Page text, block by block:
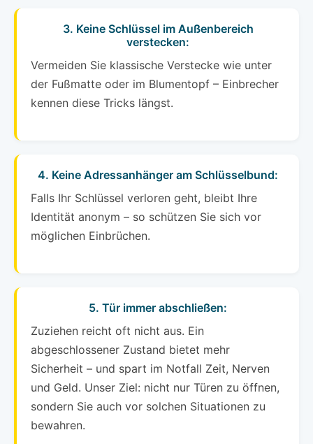
3. Keine Schlüssel im Außenbereich
verstecken:
Vermeiden Sie klassische Verstecke wie unter
der Fußmatte oder im Blumentopf – Einbrecher
kennen diese Tricks längst.
4. Keine Adressanhänger am Schlüsselbund:
Falls Ihr Schlüssel verloren geht, bleibt Ihre
Identität anonym – so schützen Sie sich vor
möglichen Einbrüchen.
5. Tür immer abschließen:
Zuziehen reicht oft nicht aus. Ein
abgeschlossener Zustand bietet mehr
Sicherheit – und spart im Notfall Zeit, Nerven
und Geld. Unser Ziel: nicht nur Türen zu öffnen,
sondern Sie auch vor solchen Situationen zu
bewahren.